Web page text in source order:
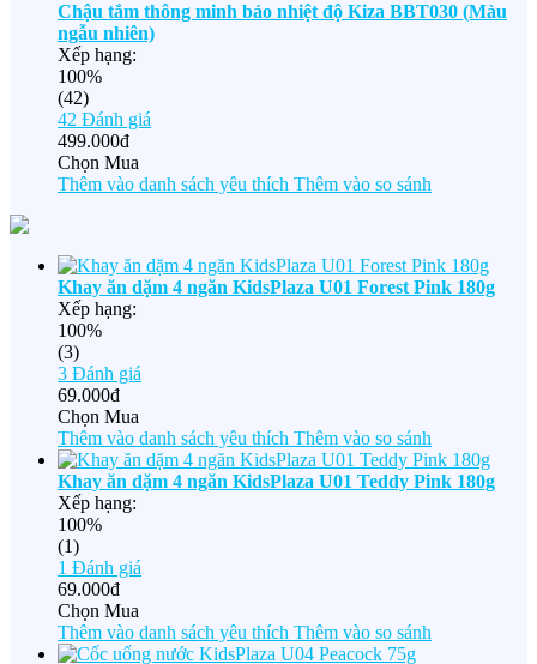
Chậu tắm thông minh báo nhiệt độ Kiza BBT030 (Màu
ngẫu nhiên)
Xếp hạng:
100%
(42)
42 Đánh giá
499.000đ
Chọn Mua
Thêm vào danh sách yêu thích Thêm vào so sánh
Khay ăn dặm 4 ngăn KidsPlaza U01 Forest Pink 180g
Xếp hạng:
100%
(3)
3 Đánh giá
69.000đ
Chọn Mua
Thêm vào danh sách yêu thích Thêm vào so sánh
Khay ăn dặm 4 ngăn KidsPlaza U01 Teddy Pink 180g
Xếp hạng:
100%
(1)
1 Đánh giá
69.000đ
Chọn Mua
Thêm vào danh sách yêu thích Thêm vào so sánh